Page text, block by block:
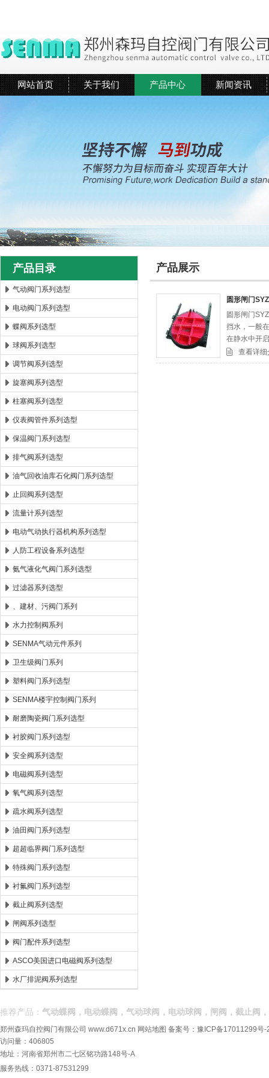
郑州森玛自控阀门有限公司
网站首页 关于我们 产品中心 新闻资讯
产品目录
气动阀门系列选型
电动阀门系列选型
蝶阀系列选型
球阀系列选型
调节阀系列选型
旋塞阀系列选型
柱塞阀系列选型
仪表阀管件系列选型
保温阀门系列选型
排气阀系列选型
油气回收油库石化阀门系列选型
止回阀系列选型
流量计系列选型
电动气动执行器机构系列选型
人防工程设备系列选型
氨气液化气阀门系列选型
过滤器系列选型
、建材、污阀门系列
水力控制阀系列
SENMA气动元件系列
卫生级阀门系列
塑料阀门系列选型
SENMA楼宇控制阀门系列
耐磨陶瓷阀门系列选型
衬胶阀门系列选型
安全阀系列选型
电磁阀系列选型
氧气阀系列选型
疏水阀系列选型
油田阀门系列选型
超超临界阀门系列选型
特殊阀门系列选型
衬氟阀门系列选型
截止阀系列选型
闸阀系列选型
阀门配件系列选型
ASCO美国进口电磁阀系列选型
水厂排泥阀系列选型
产品展示
圆形闸门SYZ
圆形闸门
挡水，一般
在静水中开
查看详细
推荐产品： 气动蝶阀，电动蝶阀，气动球阀，电动球阀，闸阀，截止阀
郑州森玛自控阀门有限公司 www.d671x.cn 网站地图 备案号： 豫ICP备17011299号-
访问量：406805
地址：河南省郑州市二七区铭功路148号-A
服务热线：0371-87531299